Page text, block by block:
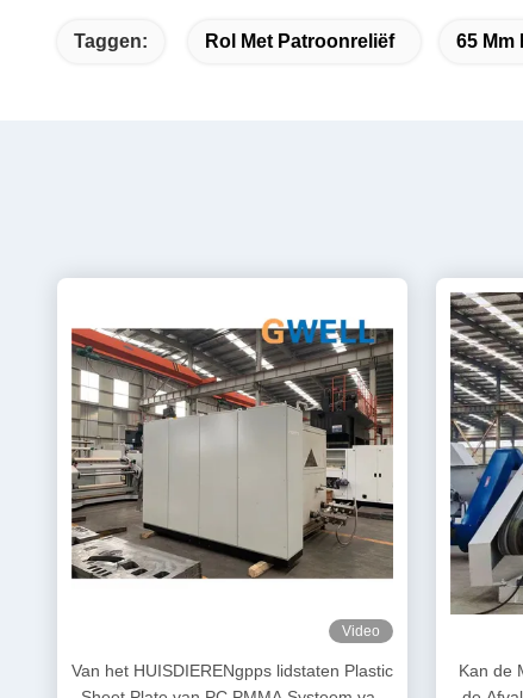
Taggen: Rol Met Patroonreliëf 65 Mm
Video
Van het HUISDIERENgpps lidstaten Plastic
Kan de